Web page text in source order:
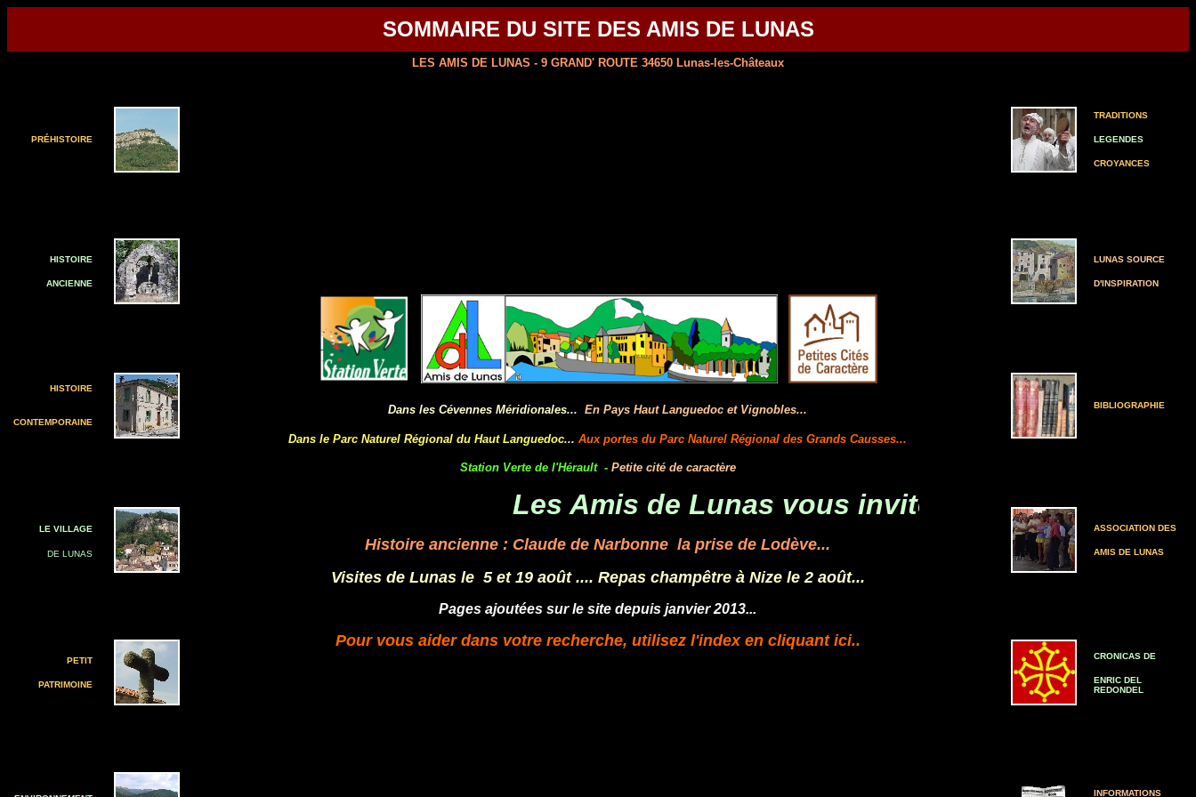
SOMMAIRE DU SITE DES AMIS DE LUNAS
LES AMIS DE LUNAS - 9 GRAND' ROUTE 34650 Lunas-les-Châteaux
PRÉHISTOIRE
Dans les Cévennes Méridionales... En Pays Haut Languedoc et Vignobles...
Dans le Parc Naturel Régional du Haut Languedoc... Aux portes du Parc Naturel Régional des Grands Causses...
Station Verte de l'Hérault - Petite cité de caractère
Les Amis de Lunas vous invitent à découvrir
Histoire ancienne : Claude de Narbonne la prise de Lodève...
Visites de Lunas le 5 et 19 août .... Repas champêtre à Nize le 2 août...
Pages ajoutées sur le site depuis janvier 2013...
Pour vous aider dans votre recherche, utilisez l'index en cliquant ici..
TRADITIONS
LEGENDES
CROYANCES
HISTOIRE
ANCIENNE
LUNAS SOURCE
D'INSPIRATION
HISTOIRE
CONTEMPORAINE
BIBLIOGRAPHIE
LE VILLAGE
DE LUNAS
ASSOCIATION DES
AMIS DE LUNAS
PETIT
PATRIMOINE
CRONICAS DE
ENRIC DEL
REDONDEL
INFORMATIONS